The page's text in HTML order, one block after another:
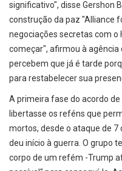
significativo", disse Gershon
construção da paz "Alliance
negociações secretas com o
começar", afirmou à agência
percebem que já é tarde
para restabelecer sua
A primeira fase do acordo
libertasse os reféns que
mortos, desde o ataque de 7
deu início à guerra. O grupo
corpo de um refém -Trump